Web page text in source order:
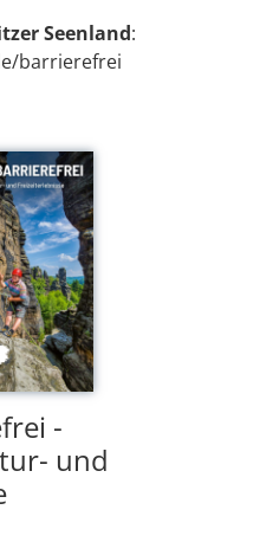
Seenland:
barrierefrei
-
und